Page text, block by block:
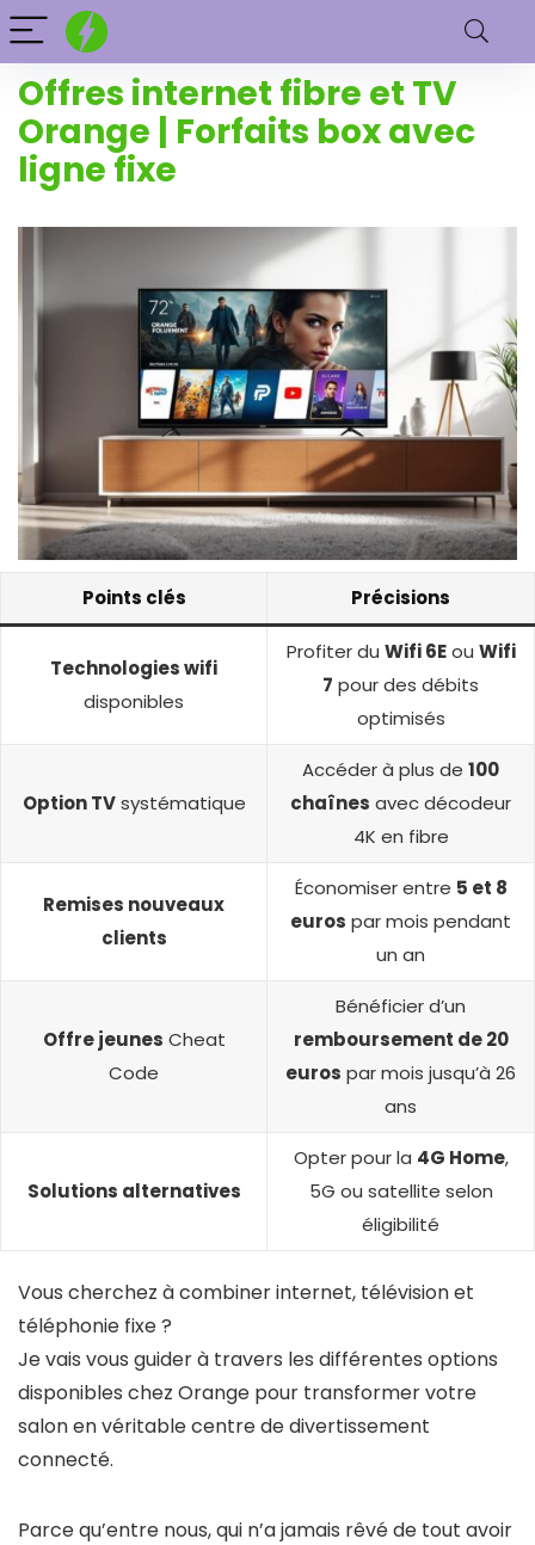
Offres internet fibre et TV
Orange | Forfaits box avec
ligne fixe
Points clés Précisions
Technologies wifi
disponibles
Profiter du Wifi 6Eou Wifi
7 pour des débits
optimisés
Option TVsystématique
Accéder à plus de 100
chaînes avec décodeur
4K en fibre
Remises nouveaux
clients
Économiser entre 5 et 8
euros par mois pendant
un an
Offre jeunes Cheat
Code
Bénéficier d’un
remboursement de 20
euros par mois jusqu’à 26
ans
Solutions alternatives
Opter pour la 4G Home,
5G ou satellite selon
éligibilité
Vous cherchez à combiner internet, télévision et
téléphonie fixe ?
Je vais vous guider à travers les différentes options
disponibles chez Orange pour transformer votre
salon en véritable centre de divertissement
connecté.
Parce qu’entre nous, qui n’a jamais rêvé de tout avoir